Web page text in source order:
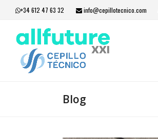
+34 612 47 63 32 info@cepillotecnico.com
Blog